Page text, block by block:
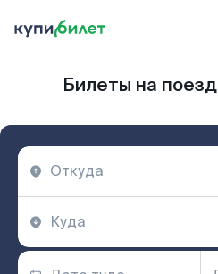
Билеты на